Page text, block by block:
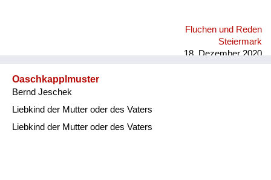
Fluchen und Reden
Steiermark
18. Dezember 2020
Oaschkapplmuster
Bernd Jeschek
Liebkind der Mutter oder des Vaters
Liebkind der Mutter oder des Vaters